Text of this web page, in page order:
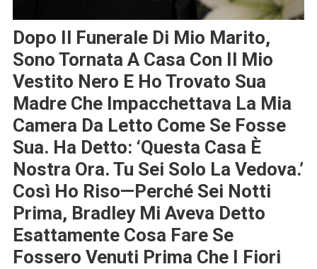
Dopo Il Funerale Di Mio Marito,
Sono Tornata A Casa Con Il Mio
Vestito Nero E Ho Trovato Sua
Madre Che Impacchettava La Mia
Camera Da Letto Come Se Fosse
Sua. Ha Detto: ‘Questa Casa È
Nostra Ora. Tu Sei Solo La Vedova.’
Così Ho Riso—Perché Sei Notti
Prima, Bradley Mi Aveva Detto
Esattamente Cosa Fare Se
Fossero Venuti Prima Che I Fiori